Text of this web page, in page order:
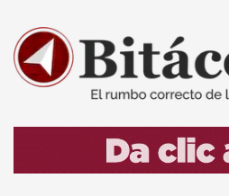
contenido